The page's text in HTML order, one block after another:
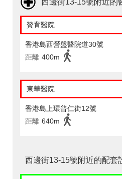
西邊街13-15號附近的
贊育醫院
香港島西營盤醫院道30號
距離 400m
東華醫院
香港島上環普仁街12號
距離 640m
西邊街13-15號附近的配套